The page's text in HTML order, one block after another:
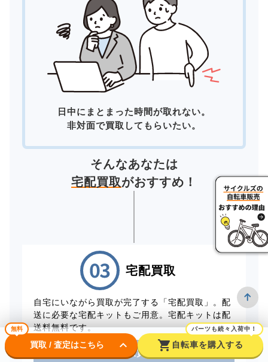
日中にまとまった時間が取れない。
非対面で買取してもらいたい。
そんなあなたは
宅配買取がおすすめ！
宅配買取
自宅にいながら買取が完了する「宅配買取」。配
送に必要な宅配キットもご用意。宅配キットは配
送料無料です。
電話から出張買取を申し込む
無料
買取 / 査定はこちら keyboard_arrow_down shopping_cart
パーツも続々入荷中！
自転車を購入する